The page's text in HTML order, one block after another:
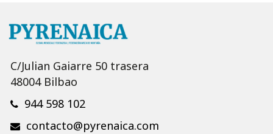
C/Julian Gaiarre 50 trasera
48004 Bilbao
944 598 102
contacto@pyrenaica.com